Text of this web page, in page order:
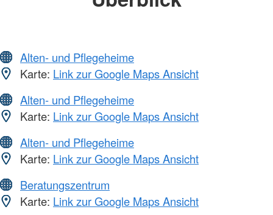
Alten- und Pflegeheime
Karte: Link zur Google Maps Ansicht
Alten- und Pflegeheime
Karte: Link zur Google Maps Ansicht
Alten- und Pflegeheime
Karte: Link zur Google Maps Ansicht
Beratungszentrum
Karte: Link zur Google Maps Ansicht